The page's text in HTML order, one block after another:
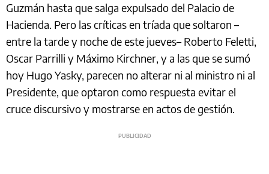
Guzmán hasta que salga expulsado del Palacio de
Hacienda. Pero las críticas en tríada que soltaron –
entre la tarde y noche de este jueves– Roberto Feletti,
Oscar Parrilli y Máximo Kirchner, y a las que se sumó
hoy Hugo Yasky, parecen no alterar ni al ministro ni al
Presidente, que optaron como respuesta evitar el
cruce discursivo y mostrarse en actos de gestión.